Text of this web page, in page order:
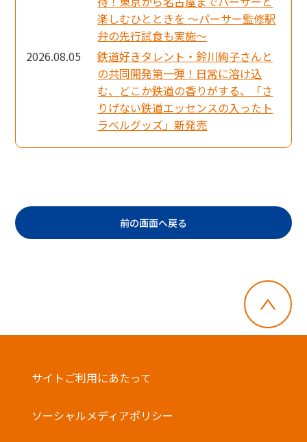
楽しむひとときを ～パーサー監修駅
弁の先行試食も実施～
2026.08.05
鉄道好きタレント・鈴川絢子さんと
の共同開発第一弾！日常に溶け込
む、どこか鉄道の香りがする、「さ
りげない鉄道エッセンスの入ったト
ラベルグッズ」新発売
前の画面へ戻る
サイトご利用にあたって
ソーシャルメディアポリシー